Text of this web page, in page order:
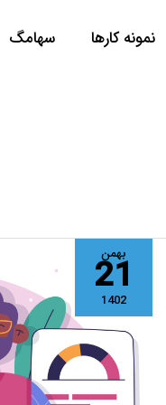
نمونه کارها سها‌مگ
بهمن
21
1402
رازهای
ناگفته
شناسایی
پرسونای
کسب‌وکار!